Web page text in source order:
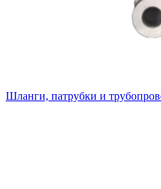
Шланги, патрубки и